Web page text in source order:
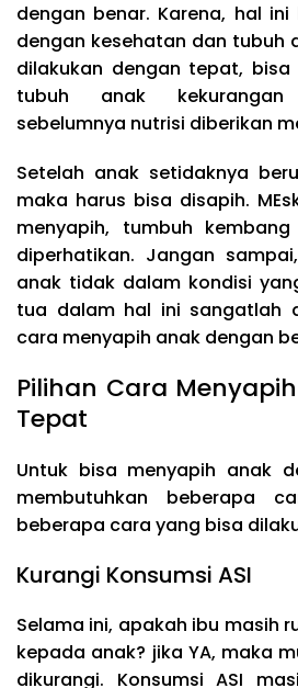
dengan benar. Karena, hal
dengan kesehatan dan tubuh
dilakukan dengan tepat, bisa
tubuh anak
sebelumnya nutrisi diberikan
Setelah anak setidaknya
maka harus bisa disapih.
menyapih, tumbuh
diperhatikan. Jangan
anak tidak dalam kondisi
tua dalam hal ini sangatlah
cara menyapih anak dengan
Pilihan Cara
Tepat
Untuk bisa menyapih anak
membutuhkan beberapa
beberapa cara yang bisa
Kurangi Konsumsi ASI
Selama ini, apakah ibu masih
kepada anak? jika YA, maka
dikurangi. Konsumsi ASI